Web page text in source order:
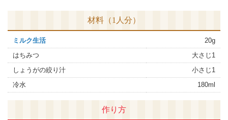
材料（1人分）
ミルク生活
20g
はちみつ
大さじ1
しょうがの絞り汁
小さじ1
冷水
180ml
作り方